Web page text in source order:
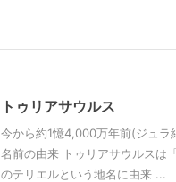
トゥリアサウルス
今から約1憶4,000万年前(ジュ
名前の由来 トゥリアサウルスは
のテリエルという地名に由来 ...